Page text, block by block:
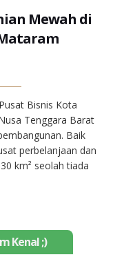
Mewah di
Bisnis Kota
Tenggara Barat
Baik
perbelanjaan dan
km² seolah tiada
dengan kualitas
Kenal ;)